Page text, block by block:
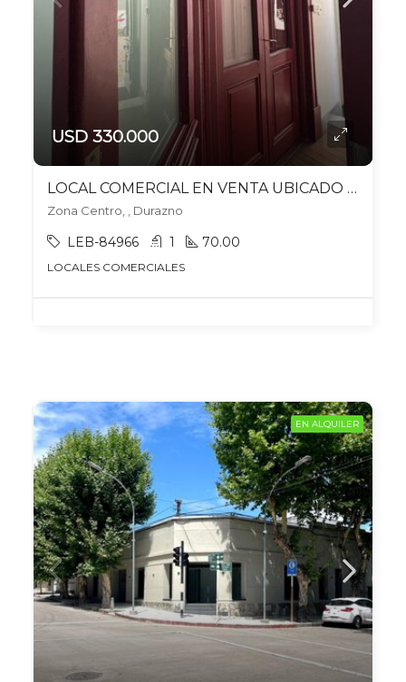
USD 330.000
LOCAL COMERCIAL EN VENTA UBICADO EN DURAZNO
Zona Centro, , Durazno
LEB-84966 1 70.00
LOCALES COMERCIALES
EN ALQUILER